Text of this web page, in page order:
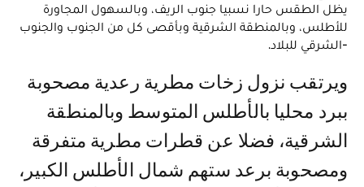
يظل الطقس حارا نسبيا جنوب الريف، وبالسهول المجاورة
للأطلس، وبالمنطقة الشرقية وبأقصى كل من الجنوب والجنوب
-الشرقي للبلاد.
ويرتقب نزول زخات مطرية رعدية مصحوبة
ببرد محليا بالأطلس المتوسط وبالمنطقة
الشرقية، فضلا عن قطرات مطرية متفرقة
ومصحوبة برعد ستهم شمال الأطلس الكبير،